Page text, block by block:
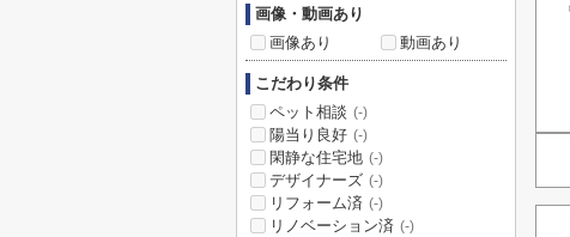
画像・動画あり
画像あり
動画あり
こだわり条件
ペット相談 (-)
陽当り良好 (-)
閑静な住宅地 (-)
デザイナーズ (-)
リフォーム済 (-)
リノベーション済 (-)